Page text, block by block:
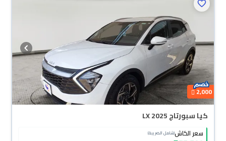
2,000
كيا سبورتاج LX 2025
سعر الكاش(شامل الضريبة)